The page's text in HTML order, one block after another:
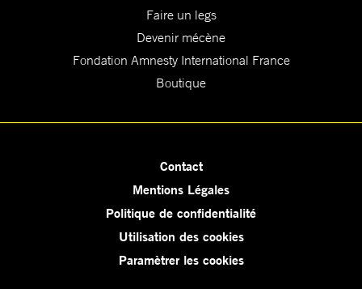
Faire un legs
Devenir mécène
Fondation Amnesty International France
Boutique
Contact
Mentions Légales
Politique de confidentialité
Utilisation des cookies
Paramètrer les cookies